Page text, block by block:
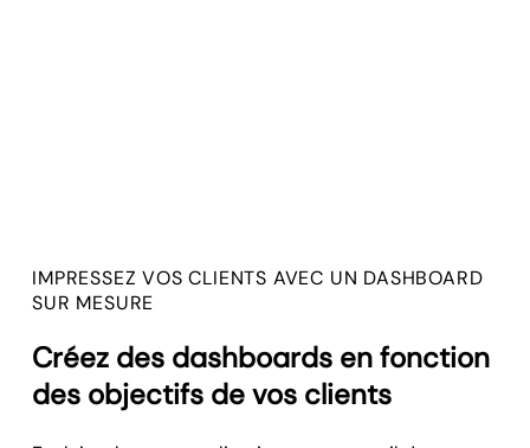
IMPRESSEZ VOS CLIENTS AVEC UN DASHBOARD
SUR MESURE
Créez des dashboards en fonction
des objectifs de vos clients